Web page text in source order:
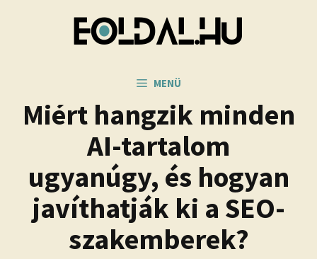
MENÜ
Miért hangzik minden
AI-tartalom
ugyanúgy, és hogyan
javíthatják ki a SEO-
szakemberek?